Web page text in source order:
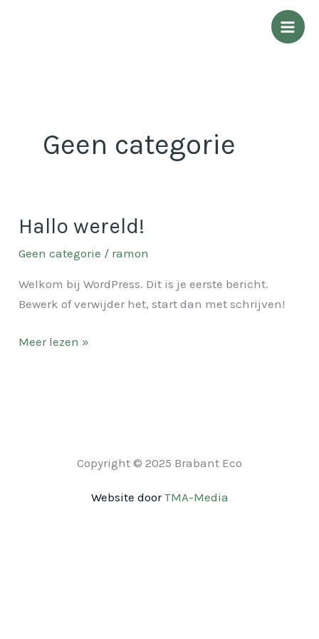
Geen categorie
Hallo wereld!
Geen categorie / ramon
Welkom bij WordPress. Dit is je eerste bericht.
Bewerk of verwijder het, start dan met schrijven!
Hallo
Meer lezen »
Copyright © 2025 Brabant Eco
Website doorTMA-Media